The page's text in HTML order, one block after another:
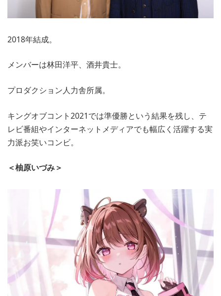
2018年結成。
メンバーは林田洋平、酒井貴士。
プロダクション人力舎所属。
キングオブコント2021では準優勝という結果を残し、テ
レビ番組やインターネットメディアでも幅広く活躍する実
力派お笑いコンビ。
＜柚原いづみ＞